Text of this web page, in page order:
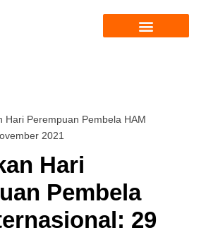
Hari Perempuan Pembela HAM
2021
Hari
Pembela
29